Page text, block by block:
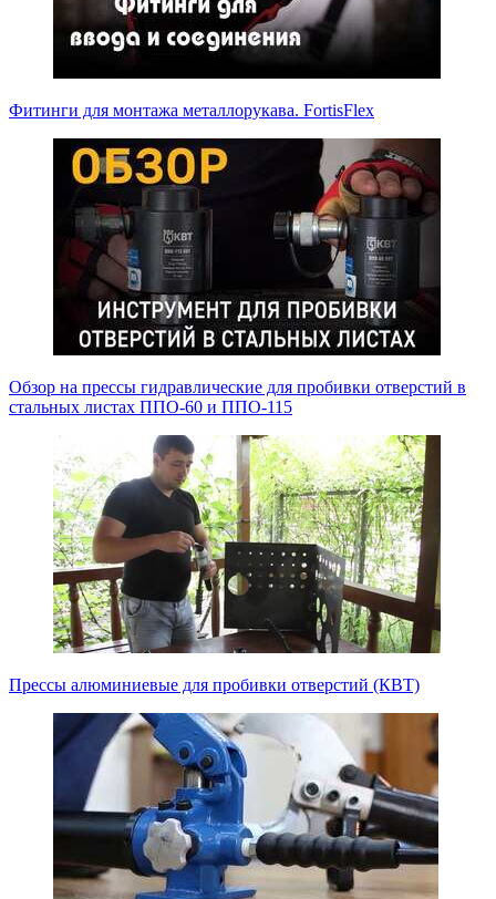
Фитинги для монтажа металлорукава. FortisFlex
Обзор на прессы гидравлические для пробивки отверстий в
стальных листах ППО-60 и ППО-115
Прессы алюминиевые для пробивки отверстий (КВТ)